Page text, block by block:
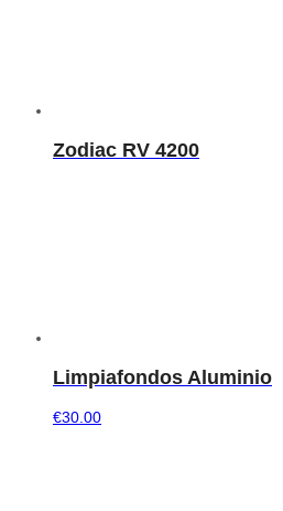
Zodiac RV 4200
Limpiafondos Aluminio
€30.00